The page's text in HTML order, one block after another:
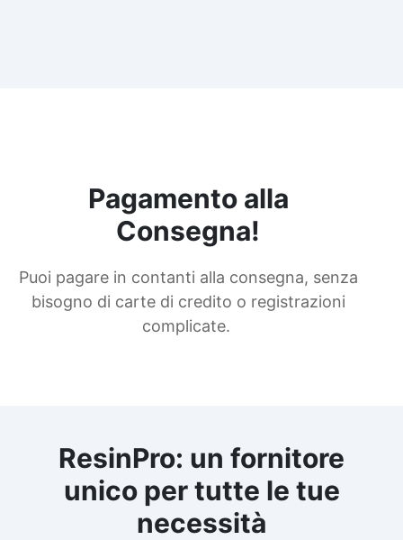
Pagamento alla
Consegna!
Puoi pagare in contanti alla consegna, senza
bisogno di carte di credito o registrazioni
complicate.
ResinPro: un fornitore
unico per tutte le tue
necessità